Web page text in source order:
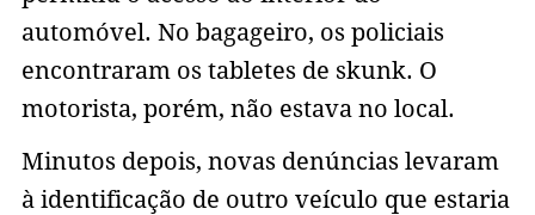
automóvel. No bagageiro, os policiais
encontraram os tabletes de skunk. O
motorista, porém, não estava no local.
Minutos depois, novas denúncias levaram
à identificação de outro veículo que estaria